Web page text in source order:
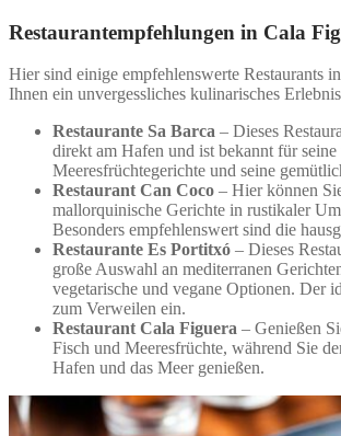
Restaurantempfehlungen in Cala
Hier sind einige empfehlenswerte Restaurants
Ihnen ein unvergessliches kulinarisches
Restaurante Sa Barca – Dieses
direkt am Hafen und ist bekannt für seine
Meeresfrüchtegerichte und seine
Restaurant Can Coco – Hier können
mallorquinische Gerichte in rustikaler
Besonders empfehlenswert sind die
Restaurante Es Portitxó – Dieses
große Auswahl an mediterranen
vegetarische und vegane Optionen. Der
zum Verweilen ein.
Restaurant Cala Figuera – Genießen
Fisch und Meeresfrüchte, während Sie
Hafen und das Meer genießen.